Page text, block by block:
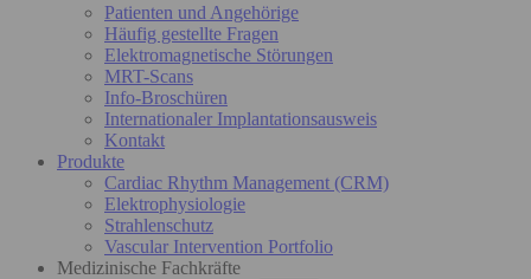
Patienten und Angehörige
Häufig gestellte Fragen
Elektromagnetische Störungen
MRT-Scans
Info-Broschüren
Internationaler Implantationsausweis
Kontakt
Produkte
Cardiac Rhythm Management (CRM)
Elektrophysiologie
Strahlenschutz
Vascular Intervention Portfolio
Medizinische Fachkräfte